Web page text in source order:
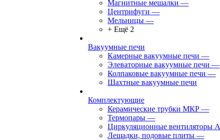
Магнитные мешалки —
Центрифуги —
Мельницы —
+ Ещё 2
Вакуумные печи
Камерные вакуумные печи —
Элеваторные вакуумные печи —
Колпаковые вакуумные печи —
Шахтные вакуумные печи
Комплектующие
Керамические трубки МКР —
Термопары —
Циркуляционные вентиляторы
Лещадки, подовые плиты —